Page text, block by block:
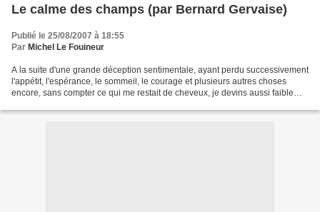
Le calme des champs (par Bernard Gervaise)
Publié le 25/08/2007 à 18:55
Par Michel Le Fouineur
A la suite d'une grande déception sentimentale, ayant perdu successivement
l'appétit, l'espérance, le sommeil, le courage et plusieurs autres choses
encore, sans compter ce qui me restait de cheveux, je devins aussi faible